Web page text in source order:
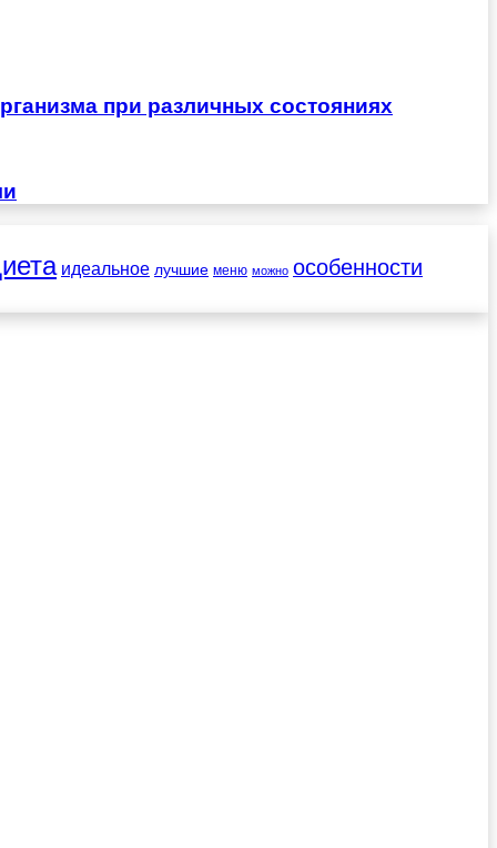
при различных состояниях
идеальное лучшие меню можно особенности